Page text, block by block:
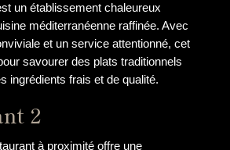
un établissement chaleureux
méditerranéenne raffinée. Avec
et un service attentionné, cet
savourer des plats traditionnels
ingrédients frais et de qualité.
2
à proximité offre une